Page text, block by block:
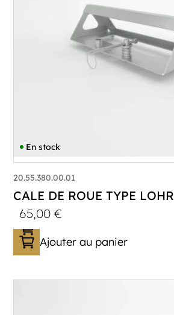
En stock
20.55.380.00.01
CALE DE ROUE TYPE LOHR
65,00€
Ajouter au panier